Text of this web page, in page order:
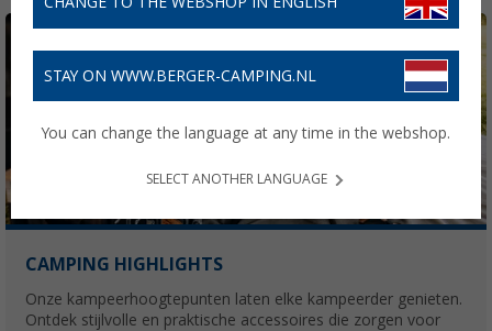
CAMPING HIGHLIGHTS
Onze kampeerhoogtepunten laten elke kampeerder genieten.
Ontdek stijlvolle en praktische accessoires die zorgen voor
STAY ON WWW.BERGER-CAMPING.NL
You can change the language at any time in the webshop.
SELECT ANOTHER LANGUAGE